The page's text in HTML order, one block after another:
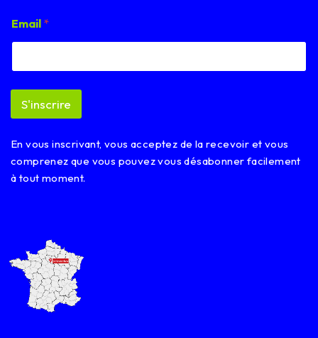
m
a
l
E
a
l
Email *
S'inscrire
En vous inscrivant, vous acceptez de la recevoir et vous
comprenez que vous pouvez vous désabonner facilement
à tout moment.